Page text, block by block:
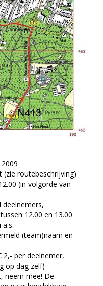
(zie routebeschrijving)
(in volgorde van
deelnemers,
12.00 en 13.00
(team)naam en
2,- per deelnemer,
op dag zelf)
neem mee! De